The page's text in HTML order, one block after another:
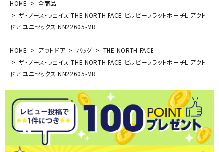
HOME
全商品
ザ・ノース・フェイス THE NORTH FACE ビルビーフラットポーチL アウト
ドア ユニセックス NN22605-MR
HOME アウトドア バッグ
THE NORTH FACE
ザ・ノース・フェイス THE NORTH FACE ビルビーフラットポーチL アウト
ドア ユニセックス NN22605-MR